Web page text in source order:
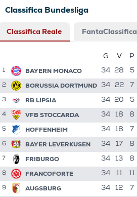
Classifica Bundesliga
Classifica Reale FantaClassifica
G V P
1 BAYERN MONACO 34 28 5
2 BORUSSIA DORTMUND 34 22 7
3 RB LIPSIA 34 20 5
4 VFB STOCCARDA 34 18 8
5 HOFFENHEIM 34 18 7
6 BAYER LEVERKUSEN 34 17 8
7 FRIBURGO 34 13 8
8 FRANCOFORTE 34 11 11
9 AUGSBURG 34 12 7